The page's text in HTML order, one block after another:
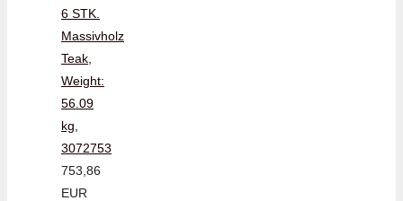
6 STK.
Massivholz
Teak,
Weight:
56.09
kg,
3072753
753,86
EUR